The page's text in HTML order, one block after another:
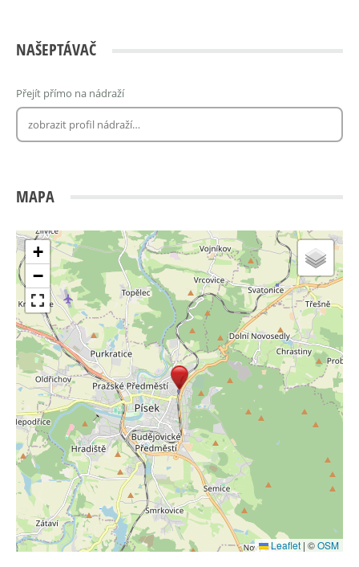
NAŠEPTÁVAČ
Přejít přímo na nádraží
MAPA
+
−
Leaflet | ©OSM